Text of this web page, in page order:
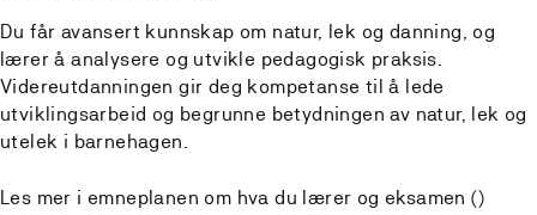
Du får avansert kunnskap om natur, lek og danning, og
lærer å analysere og utvikle pedagogisk praksis.
Videreutdanningen gir deg kompetanse til å lede
utviklingsarbeid og begrunne betydningen av natur, lek og
utelek i barnehagen.
Les mer i emneplanen om hva du lærer og eksamen ()